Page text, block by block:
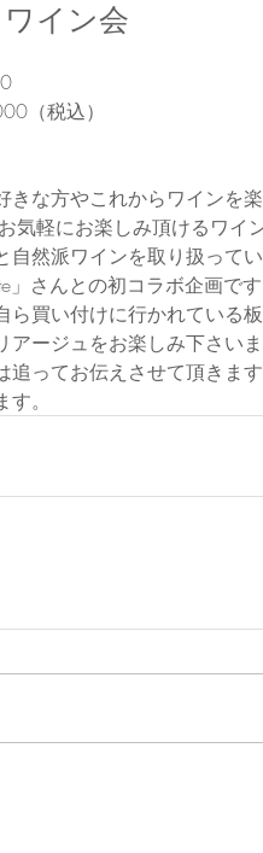
イン会
（税込）
きな方やこれからワインを
気軽にお楽しみ頂けるワイ
自然派ワインを取り扱って
」さんとの初コラボ企画で
ら買い付けに行かれている
アージュをお楽しみ下さい
追ってお伝えさせて頂きま
。